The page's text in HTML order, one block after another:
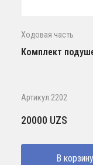
Ходовая часть
Комплект
Артикул:2202
20000 UZS
В корзину